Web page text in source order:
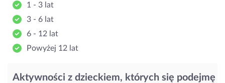
1 - 3 lat
3 - 6 lat
6 - 12 lat
Powyżej 12 lat
Aktywności z dzieckiem, których się podejmę